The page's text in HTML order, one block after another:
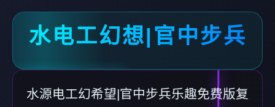
水电工幻想|官中步兵
水源电工幻希望|官中步兵乐趣免费版复